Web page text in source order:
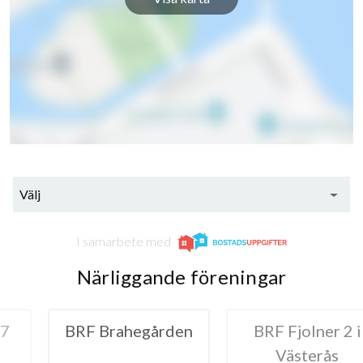
Välj
I samarbete med
Närliggande föreningar
BRF Fjolner 2 i
BRF